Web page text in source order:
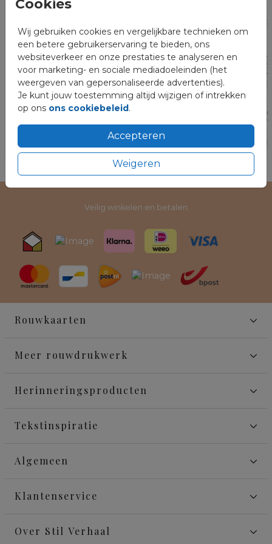
Cookies
Wij gebruiken cookies en vergelijkbare technieken om
een betere gebruikerservaring te bieden, ons
websiteverkeer en onze prestaties te analyseren en
voor marketing- en sociale mediadoeleinden (het
weergeven van gepersonaliseerde advertenties).
Je kunt jouw toestemming altijd wijzigen of intrekken
op ons ons cookiebeleid.
Accepteren
Weigeren
Veilig winkelen en betalen
Rouwkaarten
Meer rouwdrukwerk
Herinneringsproducten
Tekstinspiratie
Algemeen
Klantenservice
Over Stil Verhaal